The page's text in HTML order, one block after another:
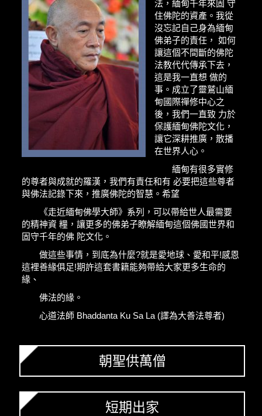
法，緬甸千年來固 守
住佛陀的資產。我從
沒忘記自己身為緬甸
佛弟子的責任， 如何
讓這個不間斷的佛陀
法教代代傳承下去，
這是我一直想 做的
事。成立了靈鷲山緬
甸國際禪修中心之
後，我們一直致 力於
保護緬甸佛陀文化，
讓它深耕推廣，散播
在世界人心。
緬甸有很多實修
的尊者與成就的羅漢，我們有責任和有 必要把這些尊者
與佛法記錄下來，推廣佛陀的智慧。希望
《走近緬甸佛學大師》系列，可以帶給世人最需要
的精神資 糧，讓更多的佛弟子瞭解緬甸這個佛國世界和
固守千年的佛 陀文化。
做這些事情，到底為什麼?就是愛地球、愛和平!感恩
這裡善緣俱足!期許這套書籍能夠帶給大家更多生命的
緣、
佛法的緣。
心道法師 Bhaddanta Ku Sa La (譯為大善法尊者)
朝聖供萬僧
短期出家